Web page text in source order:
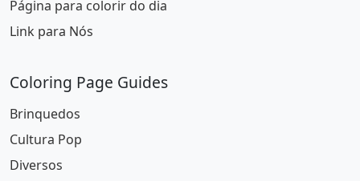
Página para colorir do dia
Link para Nós
Coloring Page Guides
Brinquedos
Cultura Pop
Diversos